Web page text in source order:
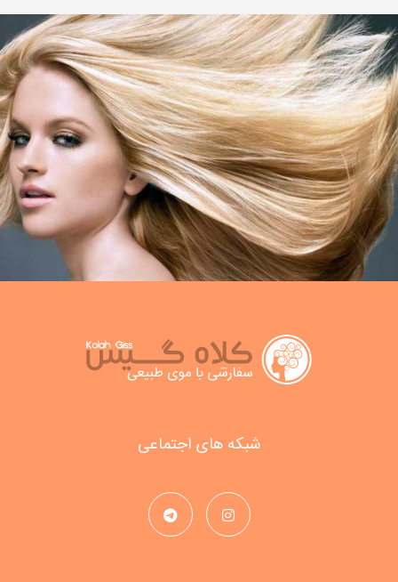
شبکه های اجتماعی